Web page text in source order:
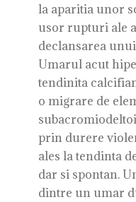
la aparitia unor
usor rupturi ale
declansarea
Umarul acut
tendinita
o migrare de
prin durere
ales la tendinta
dar si spontan.
dintre un umar